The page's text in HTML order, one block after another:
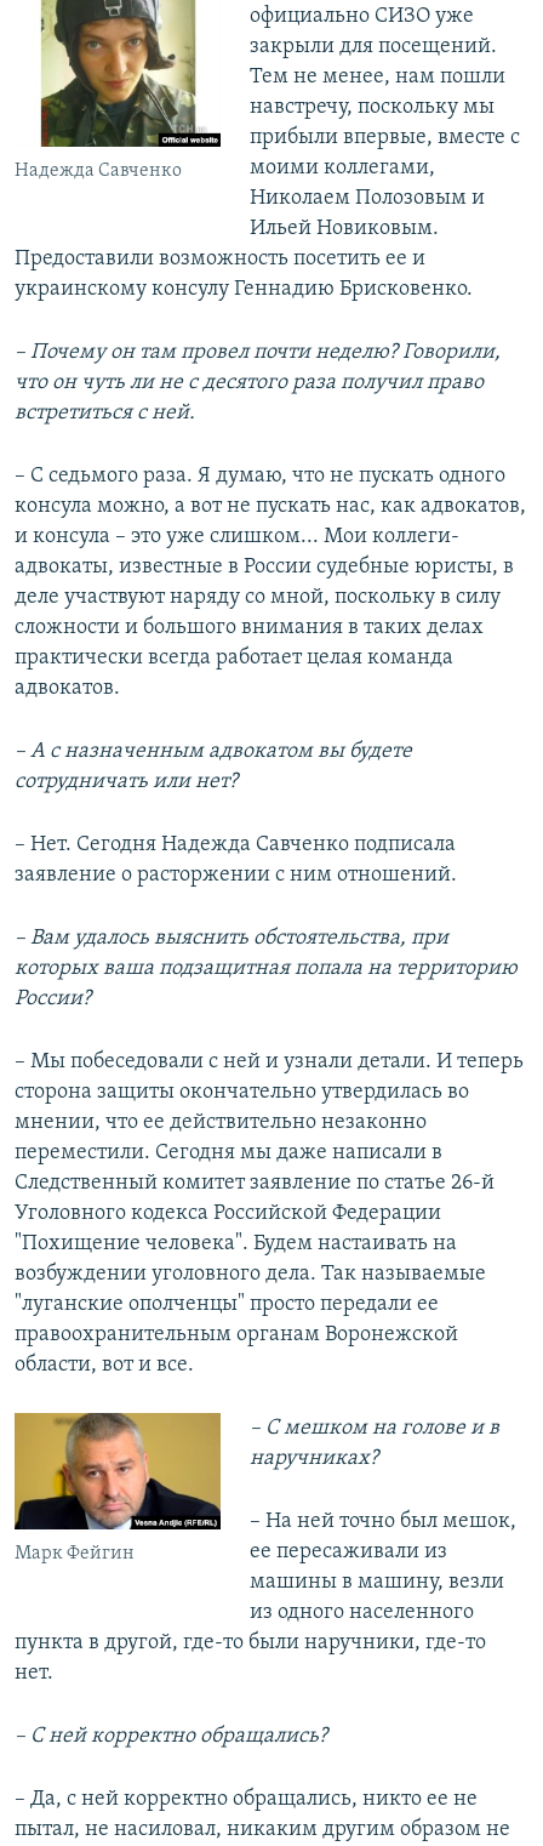
Надежда Савченко
официально СИЗО уже
закрыли для посещений.
Тем не менее, нам пошли
навстречу, поскольку мы
прибыли впервые, вместе с
моими коллегами,
Николаем Полозовым и
Ильей Новиковым.
Предоставили возможность посетить ее и
украинскому консулу Геннадию Брисковенко.
– Почему он там провел почти неделю? Говорили,
что он чуть ли не с десятого раза получил право
встретиться с ней.
– С седьмого раза. Я думаю, что не пускать одного
консула можно, а вот не пускать нас, как адвокатов,
и консула – это уже слишком... Мои коллеги-
адвокаты, известные в России судебные юристы, в
деле участвуют наряду со мной, поскольку в силу
сложности и большого внимания в таких делах
практически всегда работает целая команда
адвокатов.
– А с назначенным адвокатом вы будете
сотрудничать или нет?
– Нет. Сегодня Надежда Савченко подписала
заявление о расторжении с ним отношений.
– Вам удалось выяснить обстоятельства, при
которых ваша подзащитная попала на территорию
России?
– Мы побеседовали с ней и узнали детали. И теперь
сторона защиты окончательно утвердилась во
мнении, что ее действительно незаконно
переместили. Сегодня мы даже написали в
Следственный комитет заявление по статье 26-й
Уголовного кодекса Российской Федерации
"Похищение человека". Будем настаивать на
возбуждении уголовного дела. Так называемые
"луганские ополченцы" просто передали ее
правоохранительным органам Воронежской
области, вот и все.
Марк Фейгин
– С мешком на голове и в
наручниках?
– На ней точно был мешок,
ее пересаживали из
машины в машину, везли
из одного населенного
пункта в другой, где-то были наручники, где-то
нет.
– С ней корректно обращались?
– Да, с ней корректно обращались, никто ее не
пытал, не насиловал, никаким другим образом не